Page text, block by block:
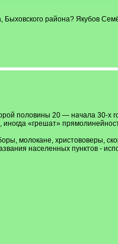
района? Якубов
половины 20 — начала 30-х
«грешат»
молокане, христововеры,
населенных пунктов -